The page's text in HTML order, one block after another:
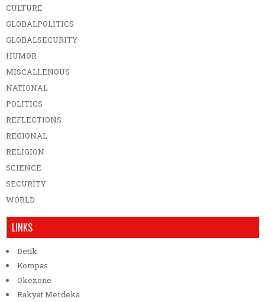
CULTURE
GLOBALPOLITICS
GLOBALSECURITY
HUMOR
MISCALLENOUS
NATIONAL
POLITICS
REFLECTIONS
REGIONAL
RELIGION
SCIENCE
SECURITY
WORLD
LINKS
Detik
Kompas
Okezone
Rakyat Merdeka